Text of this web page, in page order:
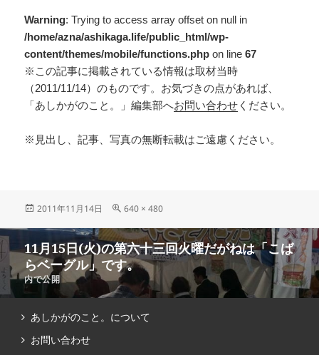
Warning: Trying to access array offset on null in
/home/azna/ashikaga.life/public_html/wp-
content/themes/mobile/functions.php on line67
※この記事に掲載されている情報は取材当時
（2011/11/14）のものです。お気づきの点があれば、
「あしかがのこと。」編集部へお問い合わせ ください。
※見出し、記事、写真の無断転載はご遠慮ください。
2011年11月14日 640 × 480
11月15日(火)の第六十三回火曜だがねは「こば
らベーグル」です。
内で公開
あしかがのこと。について
お問い合わせ